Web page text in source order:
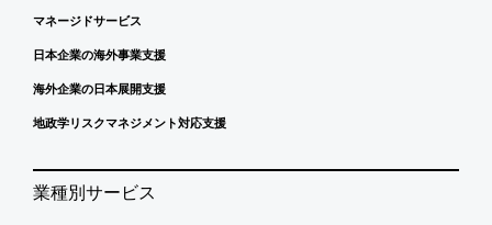
マネージドサービス
日本企業の海外事業支援
海外企業の日本展開支援
地政学リスクマネジメント対応支援
業種別サービス